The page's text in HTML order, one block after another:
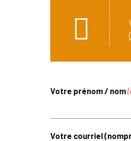
Votre prénom / nom
Votre courriel